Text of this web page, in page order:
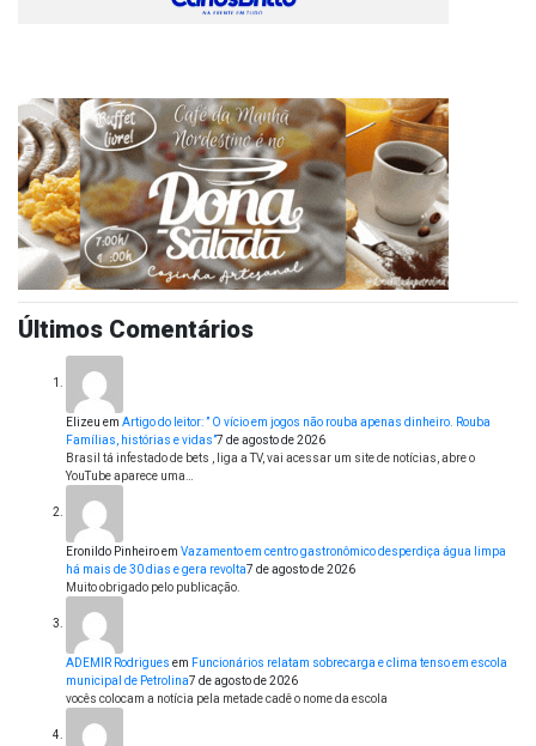
Últimos Comentários
Elizeu em Artigo do leitor: ” O vício em jogos não rouba apenas dinheiro. Rouba
Famílias, histórias e vidas”7 de agosto de 2026
Brasil tá infestado de bets , liga a TV, vai acessar um site de notícias, abre o
YouTube aparece uma…
Eronildo Pinheiroem Vazamento em centro gastronômico desperdiça água limpa
há mais de 30 dias e gera revolta7 de agosto de 2026
Muito obrigado pelo publicação.
ADEMIR Rodrigues em Funcionários relatam sobrecarga e clima tenso em escola
municipal de Petrolina7 de agosto de 2026
vocês colocam a notícia pela metade cadê o nome da escola